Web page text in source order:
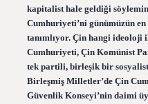
kapitalist hale geldiği
Cumhuriyeti’ni günümüzün
tanımlıyor. Çin hangi
Cumhuriyeti, Çin Komünist
tek partili, birleşik bir
Birleşmiş Milletler’de Çin
Güvenlik Konseyi’nin daimi